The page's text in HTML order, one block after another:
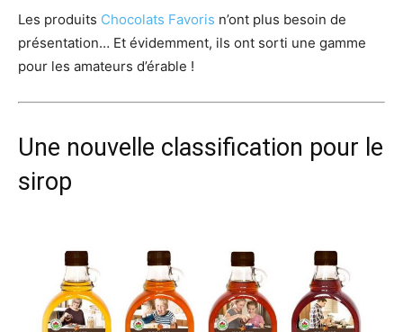
Les produits Chocolats Favoris n’ont plus besoin de
présentation… Et évidemment, ils ont sorti une gamme
pour les amateurs d’érable !
Une nouvelle classification pour le
sirop